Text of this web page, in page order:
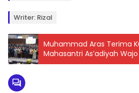
Writer: Rizal
Muhammad Aras Terima
Mahasantri As’adiyah